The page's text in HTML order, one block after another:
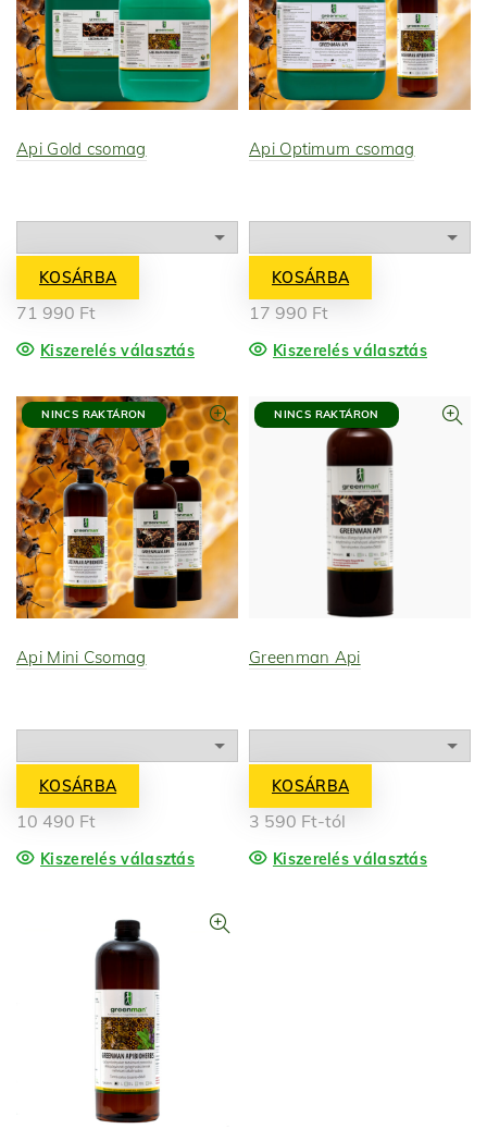
Api Gold csomag
KOSÁRBA
71 990 Ft
Kiszerelés választás
Api Optimum csomag
KOSÁRBA
17 990 Ft
Kiszerelés választás
NINCS RAKTÁRON
Api Mini Csomag
KOSÁRBA
10 490 Ft
Kiszerelés választás
NINCS RAKTÁRON
Greenman Api
KOSÁRBA
3 590 Ft-tól
Kiszerelés választás